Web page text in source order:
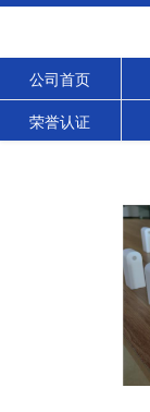
公司首页
荣誉认证